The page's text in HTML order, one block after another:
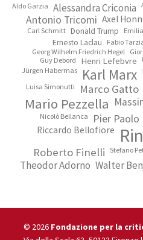
Aldo Garzia Alessandra Criconia
Antonio Tricomi Axel
Carl Schmitt Donald Trump
Ernesto Laclau Fabio
Georg Wilhelm Friedrich Hegel
Guy Debord
Henri Lefebvre
Jürgen Habermas Karl Marx
Luisa Simonutti Marco Gatto
Mario Pezzella
Nicolò Bellanca Pier Paolo
Riccardo Bellofiore
Roberto Finelli Stefano
Theodor Adorno Walter
© 2026 Fondazione per la